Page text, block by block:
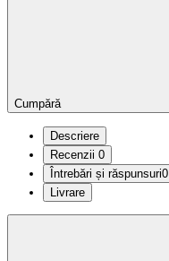
Cumpără
Descriere
Recenzii 0
Întrebări și răspunsuri0
Livrare